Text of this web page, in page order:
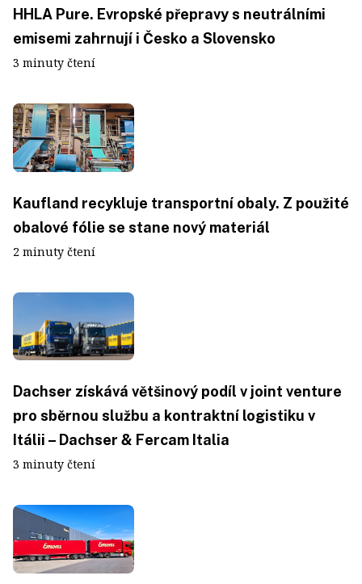
HHLA Pure. Evropské přepravy s neutrálními
emisemi zahrnují i Česko a Slovensko
3 minuty čtení
Kaufland recykluje transportní obaly. Z použité
obalové fólie se stane nový materiál
2 minuty čtení
Dachser získává většinový podíl v joint venture
pro sběrnou službu a kontraktní logistiku v
Itálii – Dachser & Fercam Italia
3 minuty čtení